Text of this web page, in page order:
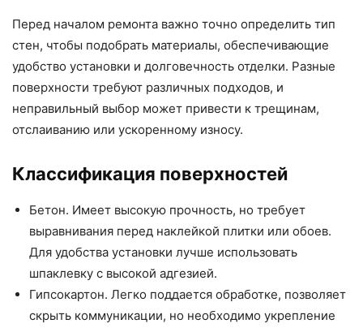
Перед началом ремонта важно точно определить тип
стен, чтобы подобрать материалы, обеспечивающие
удобство установки и долговечность отделки. Разные
поверхности требуют различных подходов, и
неправильный выбор может привести к трещинам,
отслаиванию или ускоренному износу.
Классификация поверхностей
Бетон. Имеет высокую прочность, но требует
выравнивания перед наклейкой плитки или обоев.
Для удобства установки лучше использовать
шпаклевку с высокой адгезией.
Гипсокартон. Легко поддается обработке, позволяет
скрыть коммуникации, но необходимо укрепление